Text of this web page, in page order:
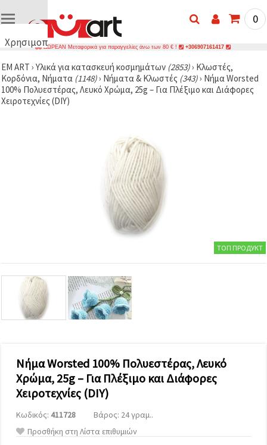
Χρησιμοποιούμε
🍪
Χρησιμοποιούμε
cookies και
παρόμοιες
την
και να
προβάλλουμε
πιο σχετικό
περιεχόμενο
και
τη βοήθεια
συνεργατών
μας για
αναλύσεις
μάρκετινγκ.
Μπορείτε
0
ΔΩΡΕΑΝ Μεταφορικά για παραγγελίες άνω των 80 € ! +306907161417
EM ART › Υλικά για κατασκευή κοσμημάτων (2853)› Κλωστές,
Κορδόνια, Νήματα (1148)› Νήματα & Κλωστές (343)› Νήμα Worsted
100% Πολυεστέρας, Λευκό Χρώμα, 25g – Για Πλέξιμο και Διάφορες
Χειροτεχνίες (DIY)
ТОП ПРОДУКТ
Νήμα Worsted 100% Πολυεστέρας, Λευκό
Χρώμα, 25g – Για Πλέξιμο και Διάφορες
Χειροτεχνίες (DIY)
Κωδικός: 411728
Βάρος: 24 γραμ..
Προσθήκη στη Λίστα επιθυμιών